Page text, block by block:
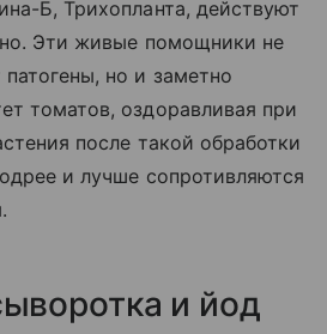
Б, Трихопланта, действуют
Эти живые помощники не
но и заметно
томатов, оздоравливая при
после такой обработки
и лучше сопротивляются
и йод